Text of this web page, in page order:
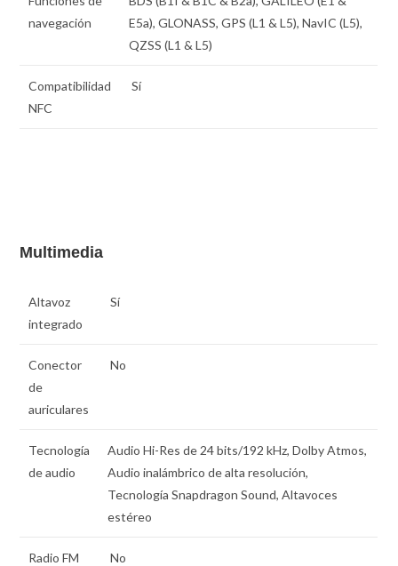
navegación
E5a), GLONASS, GPS (L1 & L5), NavIC (L5),
QZSS (L1 & L5)
Compatibilidad
NFC
Sí
Multimedia
Altavoz
integrado
Sí
Conector
de
auriculares
No
Tecnología
de audio
Audio Hi-Res de 24 bits/192 kHz, Dolby Atmos,
Audio inalámbrico de alta resolución,
Tecnología Snapdragon Sound, Altavoces
estéreo
Radio FM No